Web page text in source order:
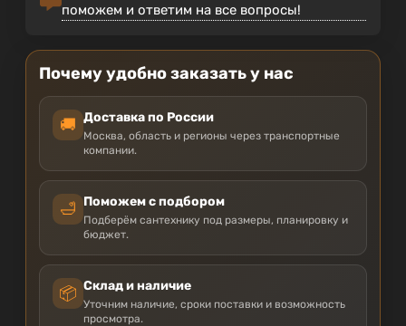
поможем и ответим на все вопросы!
Почему удобно заказать у нас
🚚 Доставка по России
Москва, область и регионы через транспортные
компании.
🛁 Поможем с подбором
Подберём сантехнику под размеры, планировку и
бюджет.
📦 Склад и наличие
Уточним наличие, сроки поставки и возможность
просмотра.